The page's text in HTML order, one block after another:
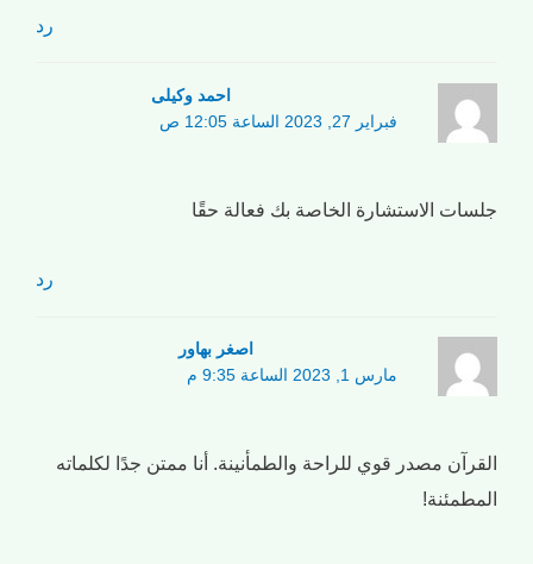
رد
احمد وکیلی
فبراير 27, 2023 الساعة 12:05 ص
جلسات الاستشارة الخاصة بك فعالة حقًا
رد
اصغر بهاور
مارس 1, 2023 الساعة 9:35 م
القرآن مصدر قوي للراحة والطمأنينة. أنا ممتن جدًا لكلماته
المطمئنة!